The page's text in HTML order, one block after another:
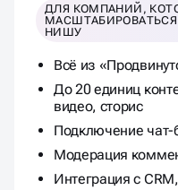
ДЛЯ КОМПАНИЙ,
МАСШТАБИРОВАТЬСЯ
НИШУ
Всё из
До 20 единиц
видео, сторис
Подключение чат-
Модерация
Интеграция с